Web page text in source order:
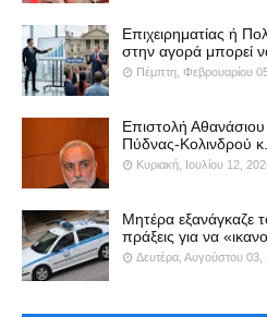
Επιχειρηματίας ή
στην αγορά μπορεί
Πέμπτη, Φεβρουαρίου
Επιστολή
Πύδνας-Κολινδρού
Κυριακή, Ιουλίου 12,
Μητέρα εξανάγκαζε
πράξεις για να
Δευτέρα, Αυγούστου 03,